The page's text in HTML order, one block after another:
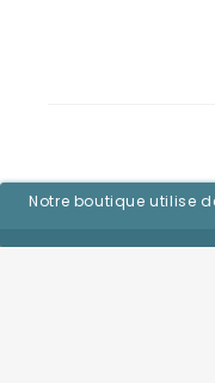
Notre boutique utilise
©2026 - Logiciel e-